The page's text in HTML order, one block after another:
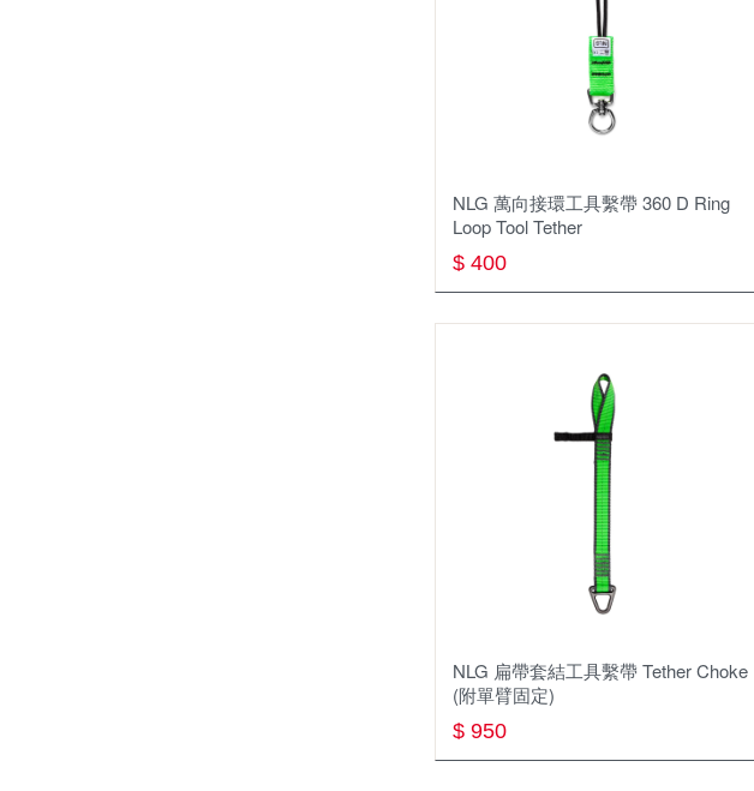
NLG 萬向接環⼯具繫帶 360 D Ring
Loop Tool Tether
$ 400
NLG 扁帶套結工具繫帶 Tether Choke
(附單臂固定)
$ 950